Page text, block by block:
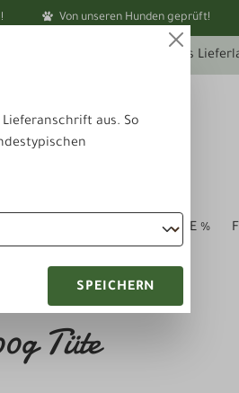
Von unseren Hunden geprüft!
Ihr aktuelles
SALE %
Tüte
aus. So
SPEICHERN